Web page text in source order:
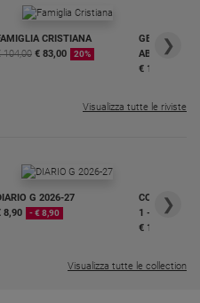
CRISTIANA
104,00 € 83,00 20%
GBABY
€ 16,99
❯
Visualizza tutte le riviste
G 2026-27
8,90
- € 8,90
COLLANA
1 - 2
€ 18,50
❯
Visualizza tutte le collection